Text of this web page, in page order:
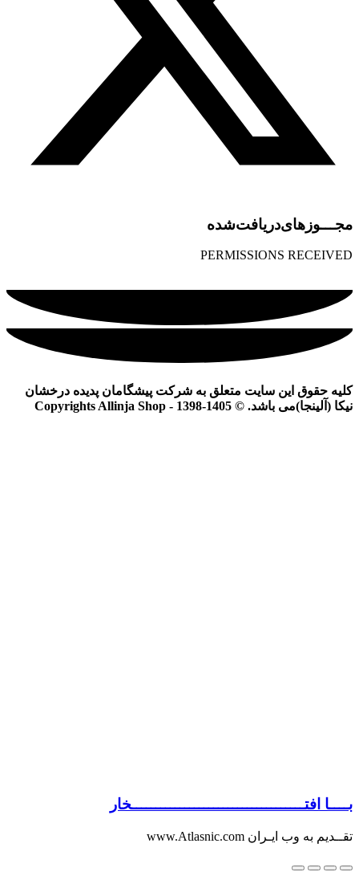
مجـــوز‌های‌دریافت‌شده
PERMISSIONS RECEIVED
کلیه حقوق این سایت متعلق به شرکت پیشگامان پدیده درخشان
نیکا (آلینجا)می باشد. © Copyrights Allinja Shop - 1398-1405
بــــا افتــــــــــــــــــــــــــــــــــــخار
تقــدیم به وب ایـران www.Atlasnic.com